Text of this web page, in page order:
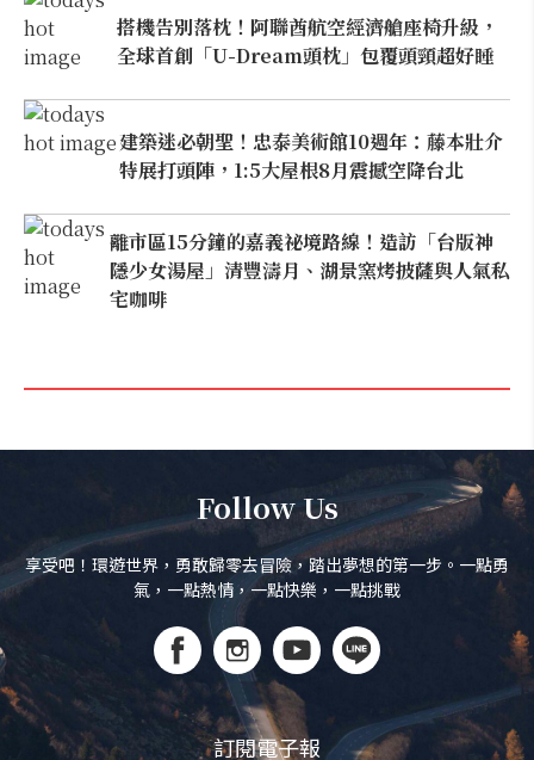
搭機告別落枕！阿聯酋航空經濟艙座椅升級，
全球首創「U-Dream頭枕」包覆頭頸超好睡
建築迷必朝聖！忠泰美術館10週年：藤本壯介
特展打頭陣，1:5大屋根8月震撼空降台北
離市區15分鐘的嘉義祕境路線！造訪「台版神
隱少女湯屋」清豐濤月、湖景窯烤披薩與人氣私
宅咖啡
Follow Us
享受吧！環遊世界，勇敢歸零去冒險，踏出夢想的第一步。一點勇
氣，一點熱情，一點快樂，一點挑戰
訂閱電子報